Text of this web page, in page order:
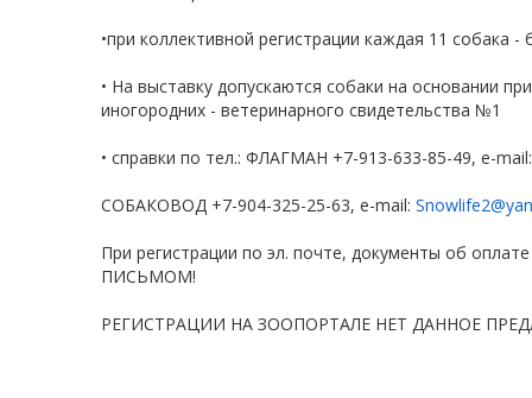
•при коллективной регистрации каждая 11 собака -
• На выставку допускаются собаки на основании
иногородних - ветеринарного свидетельства №1
• справки по тел.: ФЛАГМАН +7-913-633-85-49, е-
СОБАКОВОД +7-904-325-25-63, е-mail:
При регистрации по эл. почте, документы об
ПИСЬМОМ!
РЕГИСТРАЦИИ НА ЗООПОРТАЛЕ НЕТ ДАННОЕ